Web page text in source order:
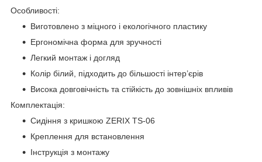
Особливості:
Виготовлено з міцного і екологічного пластику
Ергономічна форма для зручності
Легкий монтаж і догляд
Колір білий, підходить до більшості інтер’єрів
Висока довговічність та стійкість до зовнішніх впливів
Комплектація:
Сидіння з кришкою ZERIX TS-06
Креплення для встановлення
Інструкція з монтажу